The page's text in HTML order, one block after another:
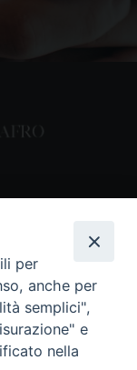
per
anche per
semplici",
e
nella